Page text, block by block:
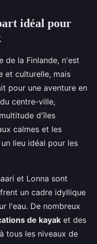
idéal pour
de la Finlande, n'est
et culturelle, mais
pour une aventure en
centre-ville,
d'îles
calmes et les
lieu idéal pour les
et Lonna sont
un cadre idyllique
l'eau. De nombreux
de kayak et des
tous les niveaux de